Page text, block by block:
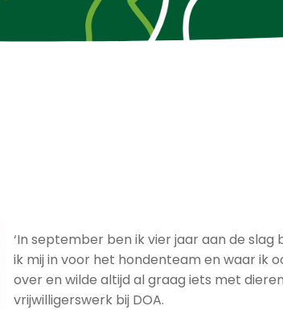
‘In september ben ik vier jaar aan de slag
ik mij in voor het hondenteam en waar ik
over en wilde altijd al graag iets met
vrijwilligerswerk bij DOA.